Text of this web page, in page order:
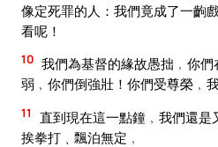
像定死罪的人：我們竟成了一齣
看呢！
10 我們為基督的緣故愚拙﹐你
弱﹐你們倒強壯！你們受尊榮﹐
11
直到現在這一點鐘﹐我們還是
挨拳打﹑飄泊無定﹐